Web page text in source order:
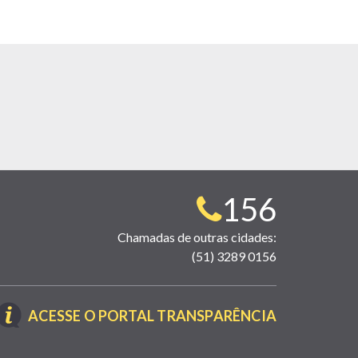
Telefone
para
contato:
156
Chamadas de outras cidades:
(51) 3289 0156
ACESSE O PORTAL TRANSPARÊNCIA(LINK